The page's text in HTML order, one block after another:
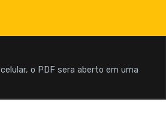
o PDF sera aberto em uma